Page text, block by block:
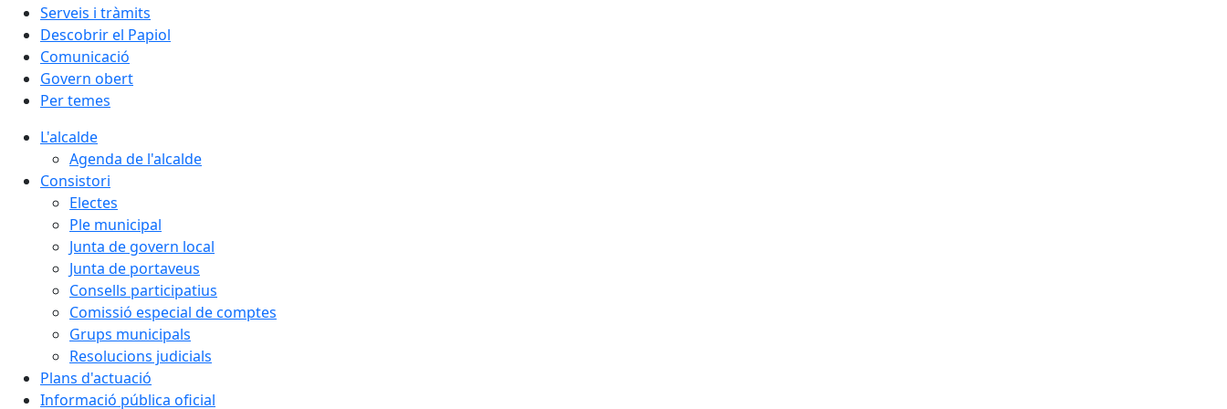
Serveis i tràmits
Descobrir el Papiol
Comunicació
Govern obert
Per temes
L'alcalde
Agenda de l'alcalde
Consistori
Electes
Ple municipal
Junta de govern local
Junta de portaveus
Consells participatius
Comissió especial de comptes
Grups municipals
Resolucions judicials
Plans d'actuació
Informació pública oficial